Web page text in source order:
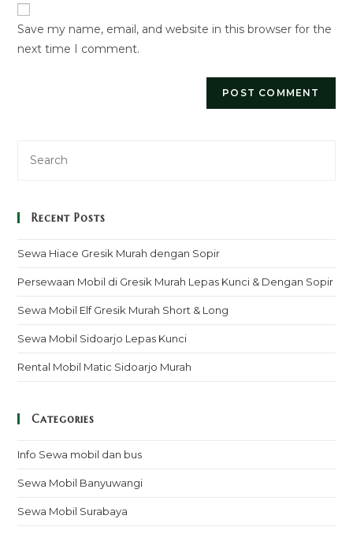
URL
(optional)
Save my name, email, and website in this browser for the
next time I comment.
Recent Posts
Sewa Hiace Gresik Murah dengan Sopir
Persewaan Mobil di Gresik Murah Lepas Kunci & Dengan Sopir
Sewa Mobil Elf Gresik Murah Short & Long
Sewa Mobil Sidoarjo Lepas Kunci
Rental Mobil Matic Sidoarjo Murah
Categories
Info Sewa mobil dan bus
Sewa Mobil Banyuwangi
Sewa Mobil Surabaya